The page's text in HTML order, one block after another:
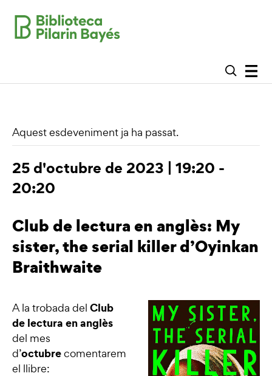
Aquest esdeveniment ja ha passat.
25 d'octubre de 2023 | 19:20 -
20:20
Club de lectura en anglès: My
sister, the serial killer d’Oyinkan
Braithwaite
A la trobada del Club
de lectura en anglès
del mes
d’octubrecomentarem
el llibre: